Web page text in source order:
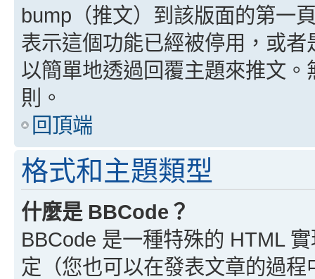
bump（推文）到該版面的第一
表示這個功能已經被停用，或
以簡單地透過回覆主題來推文
則。
回頂端
格式和主題類型
什麼是 BBCode？
BBCode 是一種特殊的 HTML
定（您也可以在發表文章的過